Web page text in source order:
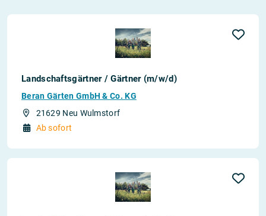
Landschaftsgärtner / Gärtner (m/w/d)
Beran Gärten GmbH & Co. KG
21629 Neu Wulmstorf
Ab sofort